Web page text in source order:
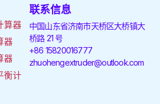
d
i
n
a
g
r
a
m
o
k
b
e
算器
器
器
衡计
联系信息
中国山东省济南市天桥区大桥镇大
桥路 21 号
+86 15820016777
zhuohengextruder@outlook.com